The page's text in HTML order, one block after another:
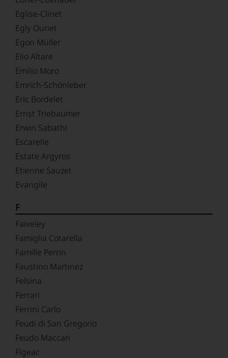
Eglise-Clinet
Egly Ouriet
Egon Müller
Elio Altare
Emilio Moro
Emrich-Schönleber
Eric Bordelet
Ernst Triebaumer
Erwin Sabathi
Escarelle
Estate Argyros
Etienne Sauzet
Evangile
F
Faiveley
Famiglia Cotarella
Famille Perrin
Faustino Martinez
Felsina
Ferrari
Ferrini Carlo
Feudi di San Gregorio
Feudo Maccari
Figeac